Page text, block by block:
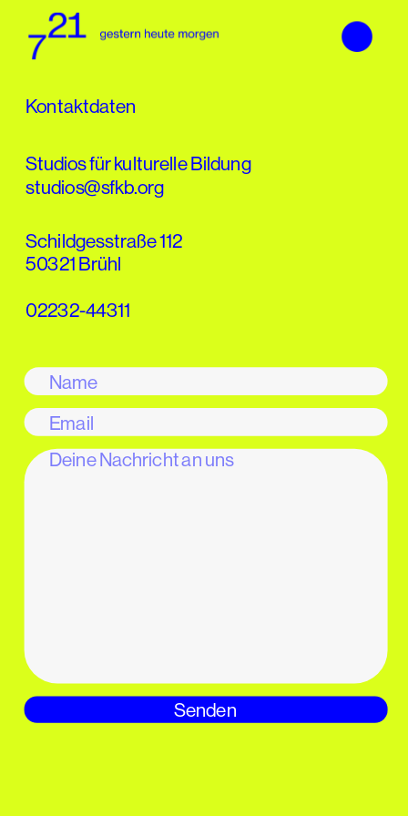
Studios für kulturelle Bildung
studios@sfkb.org
Kontaktdaten
Schildgesstraße 112
50321 Brühl
02232-44311
Senden